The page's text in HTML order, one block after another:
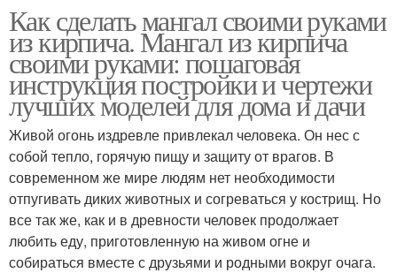
Как сделать мангал своими руками
из кирпича. Мангал из кирпича
своими руками: пошаговая
инструкция постройки и чертежи
лучших моделей для дома и дачи
Живой огонь издревле привлекал человека. Он нес с
собой тепло, горячую пищу и защиту от врагов. В
современном же мире людям нет необходимости
отпугивать диких животных и согреваться у кострищ. Но
все так же, как и в древности человек продолжает
любить еду, приготовленную на живом огне и
собираться вместе с друзьями и родными вокруг очага.